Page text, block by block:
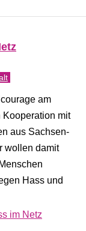
am
Kooperation mit
aus Sachsen-
wollen damit
Hass und
im Netz